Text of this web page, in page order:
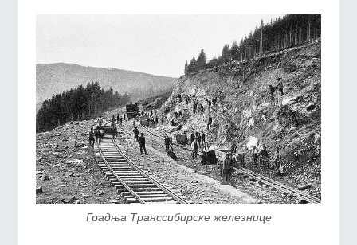
Градња Транссибирске железнице